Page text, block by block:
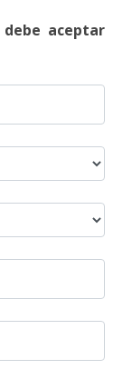
aceptar